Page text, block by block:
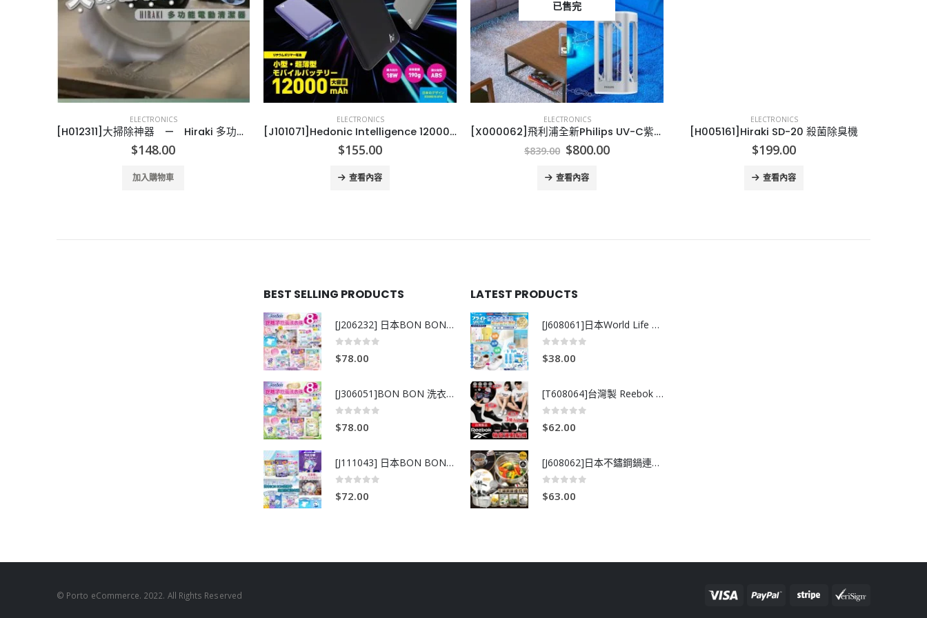
ELECTRONICS
[H012311]大掃除神器 — Hiraki 多功能電動清潔器
$148.00
加入購物車
ELECTRONICS
[J101071]Hedonic Intelligence 12000mAh power Bank 充電池 12000mAh power Bank
$155.00
查看內容
已售完
ELECTRONICS
[X000062]飛利浦全新Philips UV-C紫外線殺菌燈
$839.00 Original
was:
$839.00.
$800.00Current
查看內容
ELECTRONICS
[H005161]Hiraki SD-20 殺菌除臭機
$199.00
查看內容
BEST SELLING PRODUCTS
[J206232] 日本BON BON銀離子抗菌啫喱洗衣珠 (80粒)
$78.00
[J306051]BON BON 洗衣珠-牧場+爽+玫瑰葡萄-80粒
$78.00
[J111043] 日本BON BON銀離子抗菌啫喱洗衣珠 (80粒)
$72.00
LATEST PRODUCTS
[J608061]日本World Life 力去漬彩漂粉 20g *15包
$38.00
[T608064]台灣製 Reebok 棉質運動船襪 （3入組）
$62.00
[J608062]日本不鏽鋼鍋連撈網 18cm
$63.00
© Porto eCommerce. 2022. All Rights Reserved